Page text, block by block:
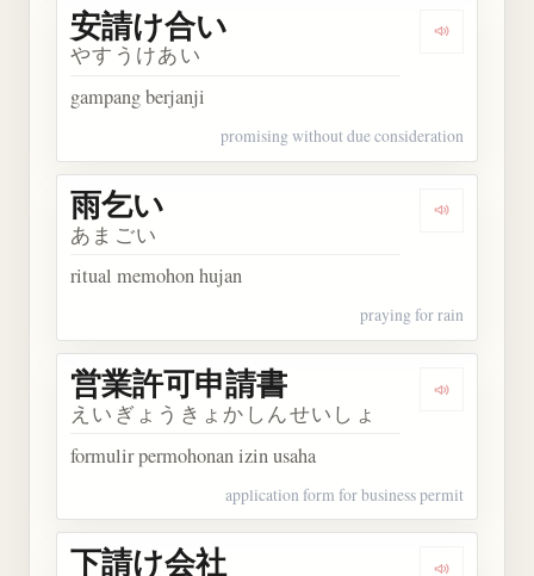
Dengarkan
安請け合い
やすうけあい
gampang berjanji
promising without due consideration
Dengarkan
雨乞い
あまごい
ritual memohon hujan
praying for rain
Dengarkan
営業許可申請書
えいぎょうきょかしんせいしょ
formulir permohonan izin usaha
application form for business permit
下請け会社